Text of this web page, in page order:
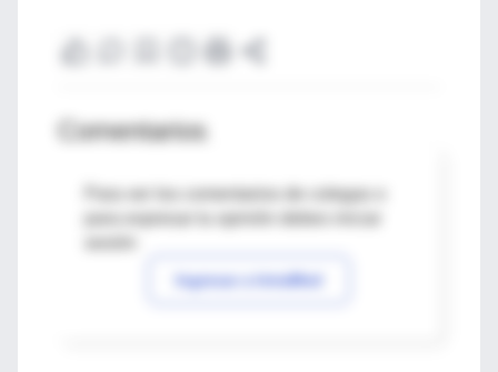
Comentarios
Para ver los comentarios de colegas o
Ingresar a IntraMed